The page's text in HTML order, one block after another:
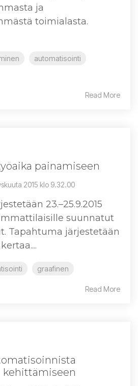
ja
toimialasta.
automatisointi
Read More
painamiseen
2015 klo 9.32.00
23.–25.9.2015
suunnatut
Tapahtuma järjestetään
graafinen
Read More